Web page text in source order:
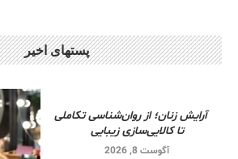
پستهای اخیر
آرایش زنان؛ از روان‌شناسی تکاملی
تا کالایی‌سازی زیبایی
آگوست 8, 2026